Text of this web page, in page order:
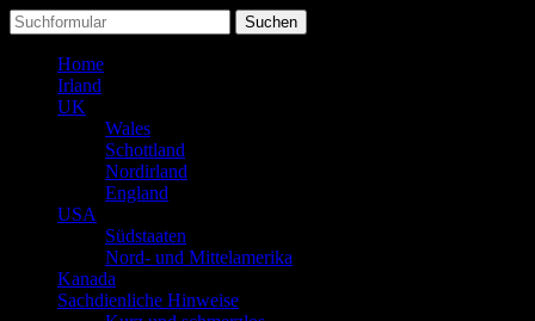
Suchen
nach:
Home
Irland
UK
Wales
Schottland
Nordirland
England
USA
Südstaaten
Nord- und Mittelamerika
Kanada
Sachdienliche Hinweise